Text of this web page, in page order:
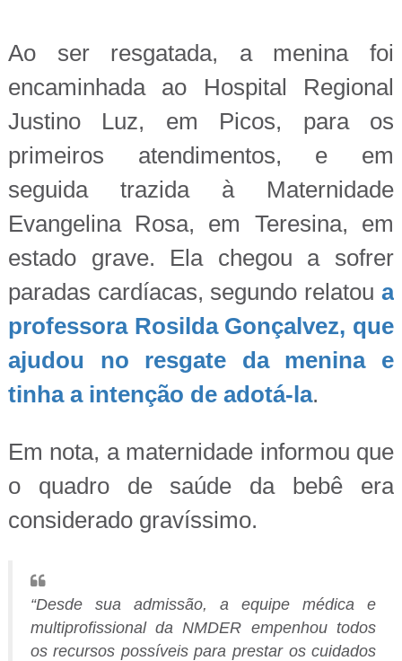
Ao ser resgatada, a menina foi
encaminhada ao Hospital Regional
Justino Luz, em Picos, para os
primeiros atendimentos, e em
seguida trazida à Maternidade
Evangelina Rosa, em Teresina, em
estado grave. Ela chegou a sofrer
paradas cardíacas, segundo relatoua
professora Rosilda Gonçalvez, que
ajudou no resgate da menina e
tinha a intenção de adotá-la.
Em nota, a maternidade informou que
o quadro de saúde da bebê era
considerado gravíssimo.
“Desde sua admissão, a equipe médica e
multiprofissional da NMDER empenhou todos
os recursos possíveis para prestar os cuidados